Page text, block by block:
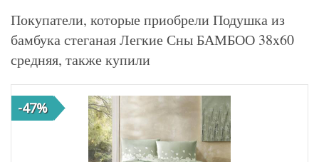
Покупатели, которые приобрели Подушка из
бамбука стеганая Легкие Сны БАМБОО 38x60
средняя, также купили
-47%